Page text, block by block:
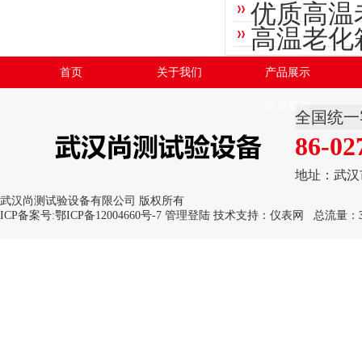
优质高温
高温老化
首页 关于我们 产品展示
全国统
86-
地址：武
武汉尚测试验设备有限公司 版权所有
ICP备案号:鄂ICP备12004660号-7 管理登陆 技术支持： 仪表网 总流量：